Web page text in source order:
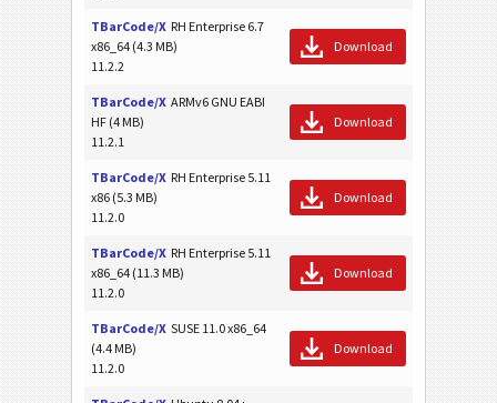
TBarCode/X RH Enterprise 6.7
x86_64 (4.3 MB)
11.2.2
Download
TBarCode/X ARMv6 GNU EABI
HF (4 MB)
11.2.1
Download
TBarCode/X RH Enterprise 5.11
x86 (5.3 MB)
11.2.0
Download
TBarCode/X RH Enterprise 5.11
x86_64 (11.3 MB)
11.2.0
Download
TBarCode/X SUSE 11.0 x86_64
(4.4 MB)
11.2.0
Download